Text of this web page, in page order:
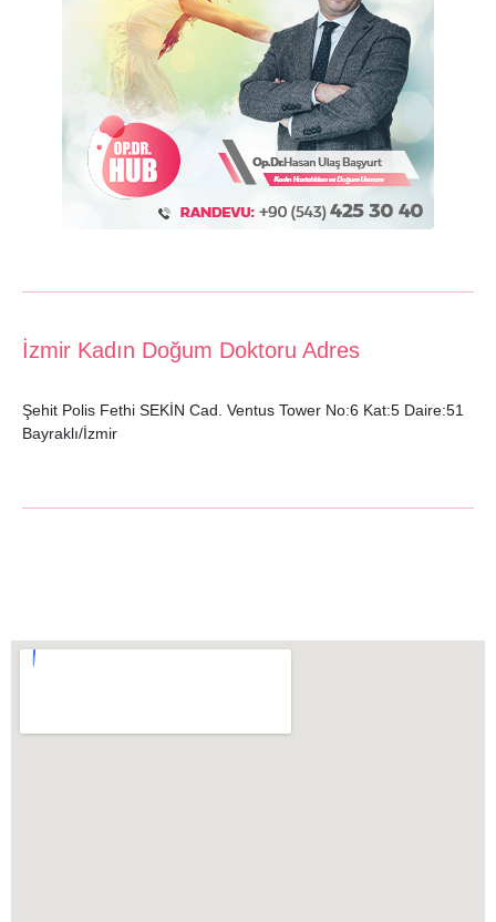
İzmir Kadın Doğum Doktoru Adres
Şehit Polis Fethi SEKİN Cad. Ventus Tower No:6 Kat:5 Daire:51
Bayraklı/İzmir